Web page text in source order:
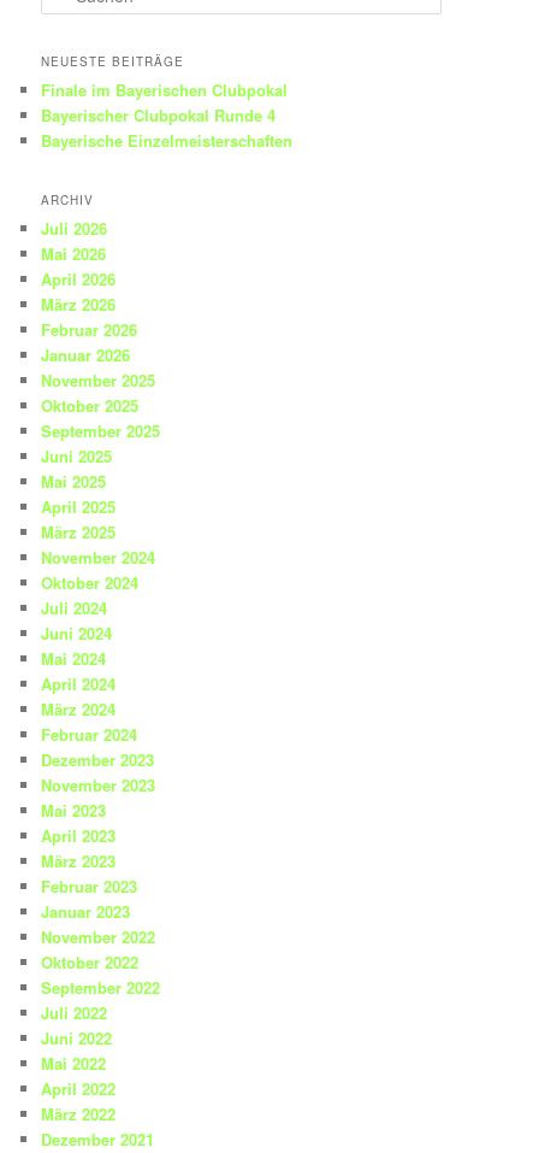
u
h
n
NEUESTE BEITRÄGE
Finale im Bayerischen Clubpokal
Bayerischer Clubpokal Runde 4
Bayerische Einzelmeisterschaften
ARCHIV
Juli 2026
Mai 2026
April 2026
März 2026
Februar 2026
Januar 2026
November 2025
Oktober 2025
September 2025
Juni 2025
Mai 2025
April 2025
März 2025
November 2024
Oktober 2024
Juli 2024
Juni 2024
Mai 2024
April 2024
März 2024
Februar 2024
Dezember 2023
November 2023
Mai 2023
April 2023
März 2023
Februar 2023
Januar 2023
November 2022
Oktober 2022
September 2022
Juli 2022
Juni 2022
Mai 2022
April 2022
März 2022
Dezember 2021